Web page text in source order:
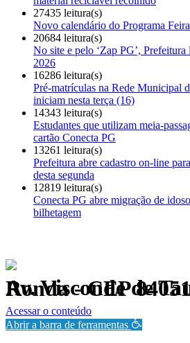
27435 leitura(s)
Novo calendário do Programa
20684 leitura(s)
No site e pelo ‘Zap PG’,
2026
16286 leitura(s)
Pré-matrículas na Rede Municipal
iniciam nesta terça (16)
14343 leitura(s)
Estudantes que utilizam meia-
cartão Conecta PG
13261 leitura(s)
Prefeitura abre cadastro on-line
desta segunda
12819 leitura(s)
Conecta PG abre migração de
bilhetagem
Av. Visconde de Taunay, 950 - Ronda -
Política de Privacidade.
Acessar o conteúdo
Abrir a barra de ferramentas